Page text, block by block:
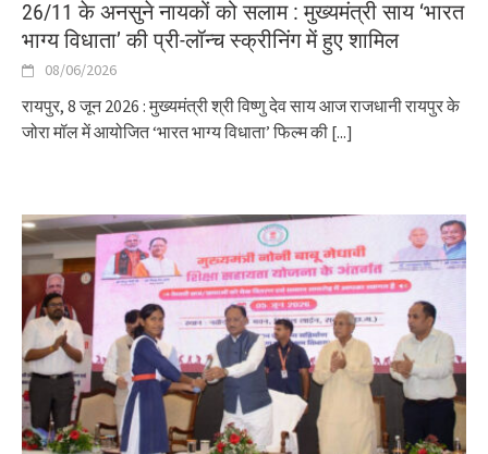
26/11 के अनसुने नायकों को सलाम : मुख्यमंत्री साय ‘भारत
भाग्य विधाता’ की प्री-लॉन्च स्क्रीनिंग में हुए शामिल
08/06/2026
रायपुर, 8 जून 2026 : मुख्यमंत्री श्री विष्णु देव साय आज राजधानी रायपुर के
जोरा मॉल में आयोजित ‘भारत भाग्य विधाता’ फिल्म की [...]